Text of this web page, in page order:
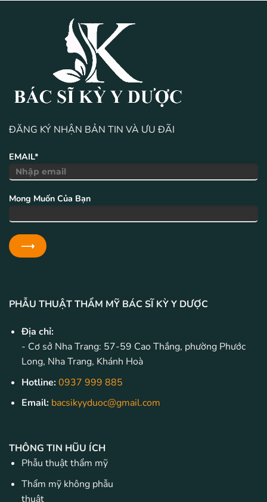
ĐĂNG KÝ NHẬN BẢN TIN VÀ ƯU ĐÃI
EMAIL*
Mong Muốn Của Bạn
PHẪU THUẬT THẨM MỸ BÁC SĨ KỲ Y DƯỢC
Địa chỉ:
- Cơ sở Nha Trang: 57-59 Cao Thắng, phường Phước
Long, Nha Trang, Khánh Hoà
Hotline:0937 999 885
Email: bacsikyyduoc@gmail.com
THÔNG TIN HŨU ÍCH
Phẫu thuật thẩm mỹ
Thẩm mỹ không phẫu
thuật